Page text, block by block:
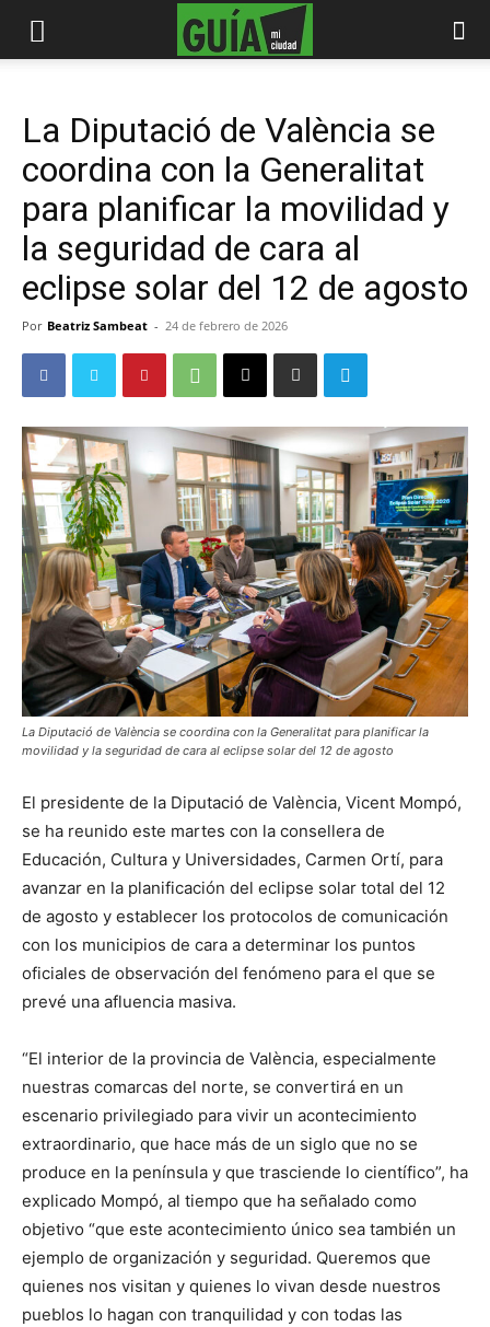
La Diputació de València se
coordina con la Generalitat
para planificar la movilidad y
la seguridad de cara al
eclipse solar del 12 de agosto
Por Beatriz Sambeat - 24 de febrero de 2026
La Diputació de València se coordina con la Generalitat para planificar la
movilidad y la seguridad de cara al eclipse solar del 12 de agosto
El presidente de la Diputació de València, Vicent Mompó,
se ha reunido este martes con la consellera de
Educación, Cultura y Universidades, Carmen Ortí, para
avanzar en la planificación del eclipse solar total del 12
de agosto y establecer los protocolos de comunicación
con los municipios de cara a determinar los puntos
oficiales de observación del fenómeno para el que se
prevé una afluencia masiva.
“El interior de la provincia de València, especialmente
nuestras comarcas del norte, se convertirá en un
escenario privilegiado para vivir un acontecimiento
extraordinario, que hace más de un siglo que no se
produce en la península y que trasciende lo científico”, ha
explicado Mompó, al tiempo que ha señalado como
objetivo “que este acontecimiento único sea también un
ejemplo de organización y seguridad. Queremos que
quienes nos visitan y quienes lo vivan desde nuestros
pueblos lo hagan con tranquilidad y con todas las